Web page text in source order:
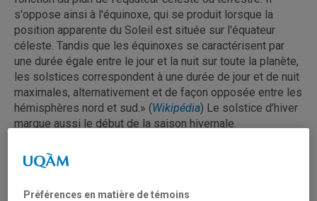
s'oppose ainsi à l'équinoxe, qui se produit lorsque la
position apparente du Soleil est située sur l'équateur
céleste. Tandis que les équinoxes se caractérisent par
une durée égale entre le jour et la nuit sur toute la planète,
les solstices correspondent à une durée de jour et de nuit
maximales, alternativement et de façon opposée entre les
hémisphères nord et sud.» (Wikipédia) Le solstice d’hiver
marque aussi le début de la saison hivernale.
Préférences en matière de témoins